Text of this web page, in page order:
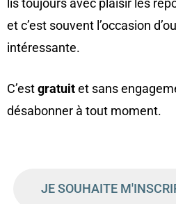
lis toujours avec plaisir les
et c’est souvent l’occasion
intéressante.
C’estgratuitet sans
désabonner à tout moment.
JE SOUHAITE